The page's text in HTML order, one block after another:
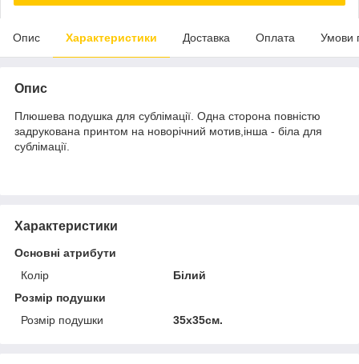
Опис Характеристики Доставка Оплата Умови
Опис
Плюшева подушка для сублімації. Одна сторона повністю
задрукована принтом на новорічний мотив,інша - біла для
сублімації.
Характеристики
Основні атрибути
Колір
Білий
Розмір подушки
Розмір подушки
35х35см.